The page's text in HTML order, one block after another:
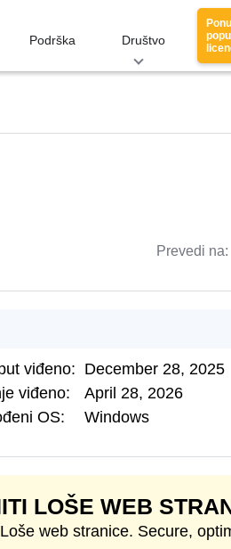
Podrška Društvo
Prevedi na:
viđeno:
December 28, 2025
viđeno:
April 28, 2026
OS:
Windows
LOŠE WEB
web stranice. Secure,